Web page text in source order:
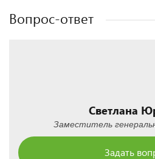
Вопрос-ответ
Светлана
Заместитель
Задать